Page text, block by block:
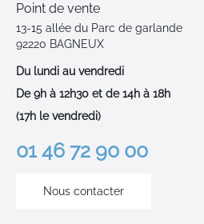
Point de vente
13-15 allée du Parc de garlande
92220 BAGNEUX
Du lundi au vendredi
De 9h à 12h30 et de 14h à 18h
(17h le vendredi)
01 46 72 90 00
Nous contacter